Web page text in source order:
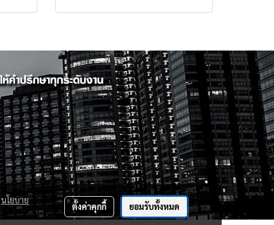
นโยบาย
ตั้งค่าคุกกี้ ยอมรับทั้งหมด